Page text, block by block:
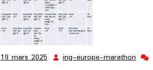
19 mars 2025 19 ing-europe-marathon ing-